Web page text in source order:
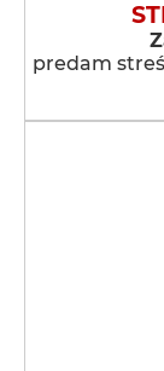
predam